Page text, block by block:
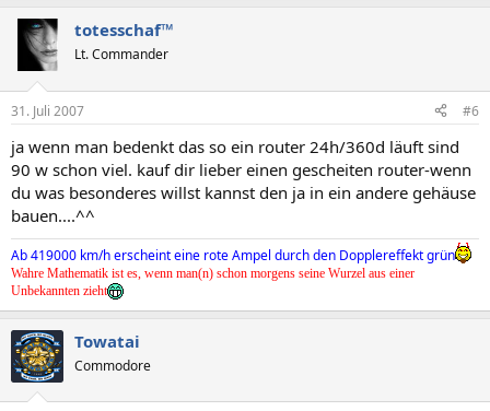
totesschaf™
Lt. Commander
31. Juli 2007 #6
ja wenn man bedenkt das so ein router 24h/360d läuft sind
90 w schon viel. kauf dir lieber einen gescheiten router-wenn
du was besonderes willst kannst den ja in ein andere gehäuse
bauen....^^
Ab 419000 km/h erscheint eine rote Ampel durch den Dopplereffekt grün
Wahre Mathematik ist es, wenn man(n) schon morgens seine Wurzel aus einer
Unbekannten zieht
Towatai
Commodore